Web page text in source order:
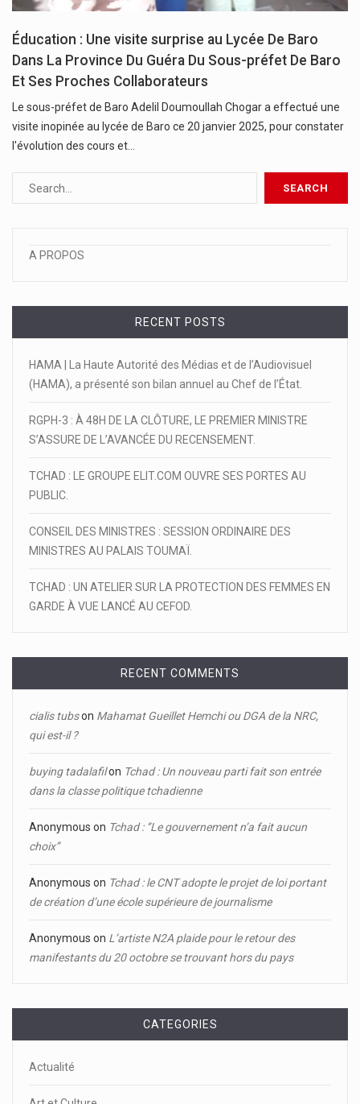
Éducation : Une visite surprise au Lycée De Baro
Dans La Province Du Guéra Du Sous-préfet De Baro
Et Ses Proches Collaborateurs
Le sous-préfet de Baro Adelil Doumoullah Chogar a effectué une
visite inopinée au lycée de Baro ce 20 janvier 2025, pour constater
l'évolution des cours et…
A PROPOS
RECENT POSTS
HAMA | La Haute Autorité des Médias et de l’Audiovisuel
(HAMA), a présenté son bilan annuel au Chef de l’État.
RGPH-3 : À 48H DE LA CLÔTURE, LE PREMIER MINISTRE
S’ASSURE DE L’AVANCÉE DU RECENSEMENT.
TCHAD : LE GROUPE ELIT.COM OUVRE SES PORTES AU
PUBLIC.
CONSEIL DES MINISTRES : SESSION ORDINAIRE DES
MINISTRES AU PALAIS TOUMAÏ.
TCHAD : UN ATELIER SUR LA PROTECTION DES FEMMES EN
GARDE À VUE LANCÉ AU CEFOD.
RECENT COMMENTS
cialis tubson Mahamat Gueillet Hemchi ou DGA de la NRC,
qui est-il ?
buying tadalafilon Tchad : Un nouveau parti fait son entrée
dans la classe politique tchadienne
Anonymous on Tchad : ‘’Le gouvernement n’a fait aucun
choix’’
Anonymous on Tchad : le CNT adopte le projet de loi portant
de création d’une école supérieure de journalisme
Anonymous on L’artiste N2A plaide pour le retour des
manifestants du 20 octobre se trouvant hors du pays
CATEGORIES
Actualité